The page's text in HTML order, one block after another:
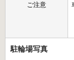
ご注意
駐輪場写真